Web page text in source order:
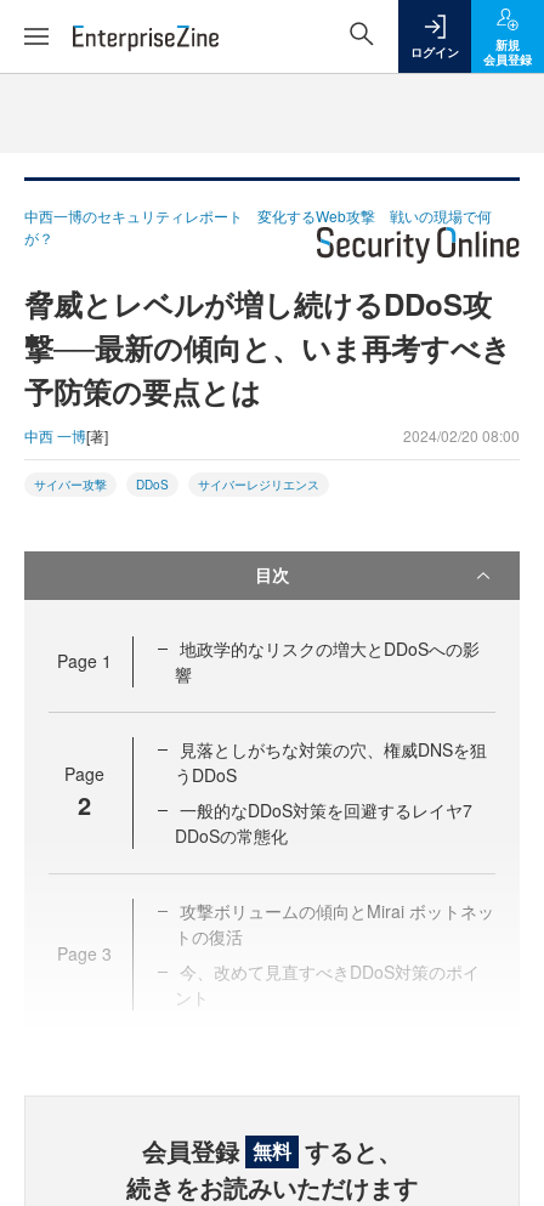
ログイン
新規
会員登録
中西一博のセキュリティレポート 変化するWeb攻撃 戦いの現場で何
が？
脅威とレベルが増し続けるDDoS攻
撃──最新の傾向と、いま再考すべき
予防策の要点とは
中西 一博[著] 2024/02/20 08:00
サイバー攻撃 DDoS サイバーレジリエンス
目次
Page 1
地政学的なリスクの増大とDDoSへの影
響
Page
2
見落としがちな対策の穴、権威DNSを狙
うDDoS
一般的なDDoS対策を回避するレイヤ7
DDoSの常態化
Page 3
攻撃ボリュームの傾向とMirai ボットネッ
トの復活
今、改めて見直すべきDDoS対策のポイ
ント
会員登録 無料 すると、
続きをお読みいただけます